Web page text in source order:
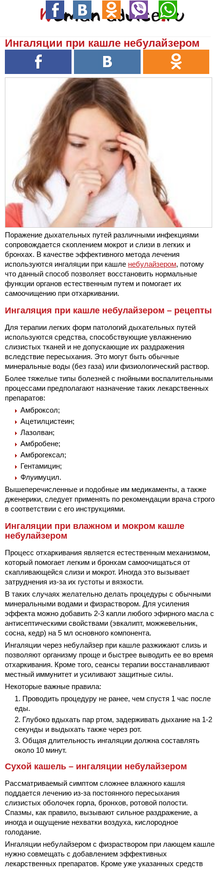
Ингаляции при кашле небулайзером
Поражение дыхательных путей различными инфекциями
сопровождается скоплением мокрот и слизи в легких и
бронхах. В качестве эффективного метода лечения
используются ингаляции при кашле небулайзером, потому
что данный способ позволяет восстановить нормальные
функции органов естественным путем и помогает их
самоочищению при отхаркивании.
Ингаляция при кашле небулайзером – рецепты
Для терапии легких форм патологий дыхательных путей
используются средства, способствующие увлажнению
слизистых тканей и не допускающие их раздражения
вследствие пересыхания. Это могут быть обычные
минеральные воды (без газа) или физиологический раствор.
Более тяжелые типы болезней с гнойными воспалительными
процессами предполагают назначение таких лекарственных
препаратов:
Амброксол;
Ацетилцистеин;
Лазолван;
Амбробене;
Амброгексал;
Гентамицин;
Флуимуцил.
Вышеперечисленные и подобные им медикаменты, а также
дженерики, следует применять по рекомендации врача строго
в соответствии с его инструкциями.
Ингаляции при влажном и мокром кашле
небулайзером
Процесс отхаркивания является естественным механизмом,
который помогает легким и бронхам самоочищаться от
скапливающейся слизи и мокрот. Иногда это вызывает
затруднения из-за их густоты и вязкости.
В таких случаях желательно делать процедуры с обычными
минеральными водами и физраствором. Для усиления
эффекта можно добавить 2-3 капли любого эфирного масла с
антисептическими свойствами (эвкалипт, можжевельник,
сосна, кедр) на 5 мл основного компонента.
Ингаляции через небулайзер при кашле разжижают слизь и
позволяют организму проще и быстрее выводить ее во время
отхаркивания. Кроме того, сеансы терапии восстанавливают
местный иммунитет и усиливают защитные силы.
Некоторые важные правила:
Проводить процедуру не ранее, чем спустя 1 час после
еды.
Глубоко вдыхать пар ртом, задерживать дыхание на 1-2
секунды и выдыхать также через рот.
Общая длительность ингаляции должна составлять
около 10 минут.
Сухой кашель – ингаляции небулайзером
Рассматриваемый симптом сложнее влажного кашля
поддается лечению из-за постоянного пересыхания
слизистых оболочек горла, бронхов, ротовой полости.
Спазмы, как правило, вызывают сильное раздражение, а
иногда и ощущение нехватки воздуха, кислородное
голодание.
Ингаляции небулайзером с физраствором при лающем кашле
нужно совмещать с добавлением эффективных
лекарственных препаратов. Кроме уже указанных средств